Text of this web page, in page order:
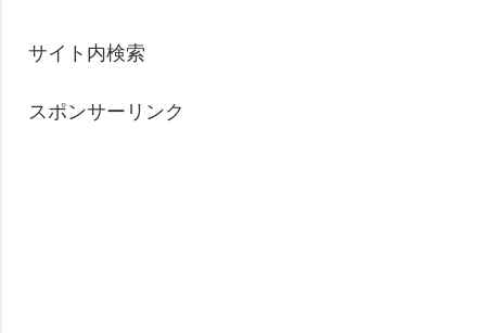
サイト内検索
スポンサーリンク